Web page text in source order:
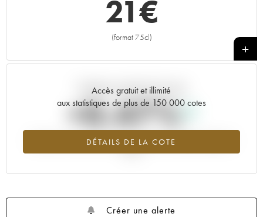
21€
(format 75cl)
+
Accès gratuit et illimité
aux statistiques de plus de 150 000 cotes
DÉTAILS DE LA COTE
Tendance actuelle de la cote
+0.47%
Tendance à la hausse du millésime 2018 en 2026 par rapport à
Créer une alerte